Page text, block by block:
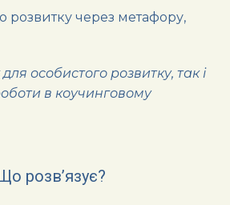
розвитку через метафору,
особистого розвитку, так і
в коучинговому
розв’язує?